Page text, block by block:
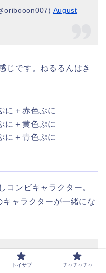
August
じです。ねるるんはき
に＋赤色ぷに
に＋黄色ぷに
に＋青色ぷに
コンビキャラクター。
ャラクターが一緒にな
トイサブ チャチャチャ